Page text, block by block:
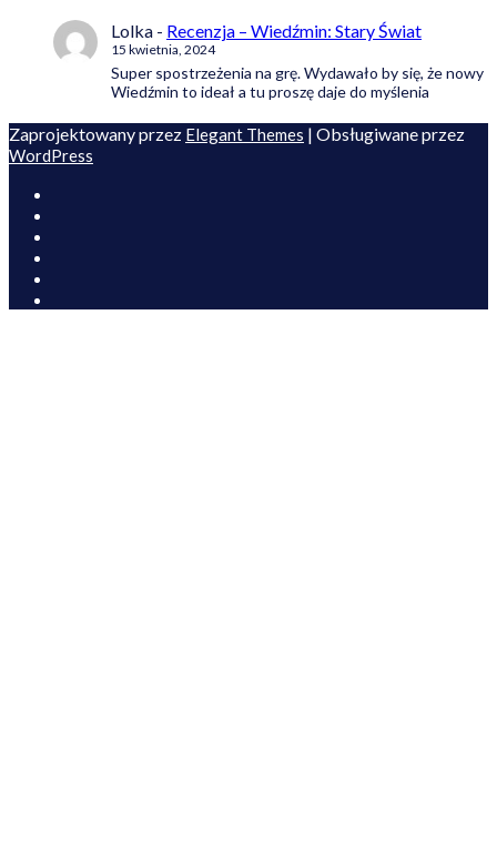
Lolka - Recenzja – Wiedźmin: Stary Świat
15 kwietnia, 2024
Super spostrzeżenia na grę. Wydawało by się, że nowy
Wiedźmin to ideał a tu proszę daje do myślenia
Zaprojektowany przez Elegant Themes | Obsługiwane przez
WordPress